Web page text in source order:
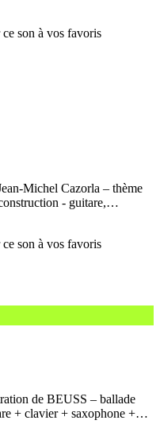
Michel Cazorla – thème
- guitare,…
de BEUSS – ballade
+ clavier + saxophone +…